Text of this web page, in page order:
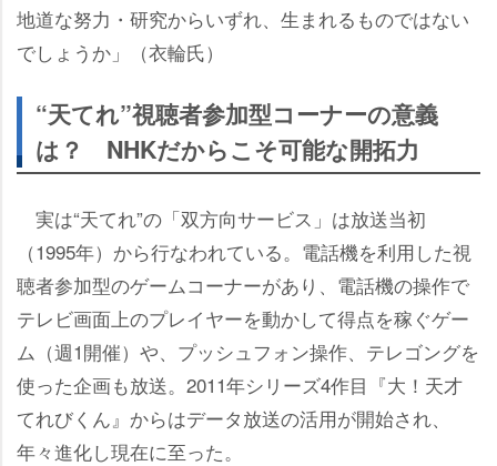
地道な努力・研究からいずれ、生まれるものではない
でしょうか」（衣輪氏）
“天てれ”視聴者参加型コーナーの意義
は？ NHKだからこそ可能な開拓力
実は“天てれ”の「双方向サービス」は放送当初
（1995年）から行なわれている。電話機を利用した視
聴者参加型のゲームコーナーがあり、電話機の操作で
テレビ画面上のプレイヤーを動かして得点を稼ぐゲー
ム（週1開催）や、プッシュフォン操作、テレゴングを
使った企画も放送。2011年シリーズ4作目『大！天才
てれびくん』からはデータ放送の活用が開始され、
年々進化し現在に至った。